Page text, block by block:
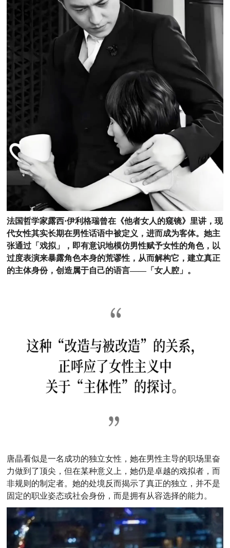
法国哲学家露西·伊利格瑞曾在《他者女人的窥镜》里讲，现
代女性其实长期在男性话语中被定义，进而成为客体。她主
张通过「戏拟」，即有意识地模仿男性赋予女性的角色，以
过度表演来暴露角色本身的荒谬性，从而解构它，建立真正
的主体身份，创造属于自己的语言——「女人腔」。
唐晶看似是一名成功的独立女性，她在男性主导的职场里奋
力做到了顶尖，但在某种意义上，她仍是卓越的戏拟者，而
非规则的制定者。她的处境反而揭示了真正的独立，并不是
固定的职业姿态或社会身份，而是拥有从容选择的能力。